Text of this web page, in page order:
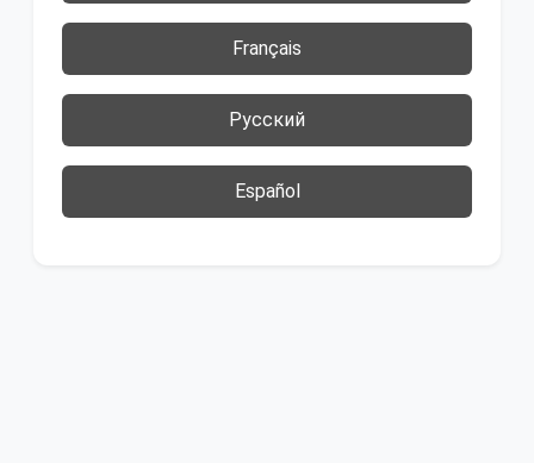
Français
Русский
Español